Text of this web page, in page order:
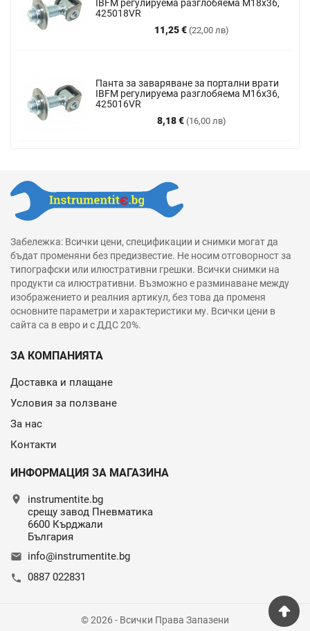
IBFM регулируема разглобяема M18x36,
425018VR
11,25 € (22,00 лв)
Цена
Панта за заваряване за портални врати
IBFM регулируема разглобяема М16х36,
425016VR
8,18 € (16,00 лв)
Цена
Забележка: Всички цени, спецификации и снимки могат да
бъдат променяни без предизвестие. Не носим отговорност за
типографски или илюстративни грешки. Всички снимки на
продукти са илюстративни. Възможно е разминаване между
изображението и реалния артикул, без това да променя
основните параметри и характеристики му. Всички цени в
сайта са в евро и с ДДС 20%.
ЗА КОМПАНИЯТА
Доставка и плащане
Условия за ползване
За нас
Контакти
ИНФОРМАЦИЯ ЗА МАГАЗИНА
location_on
instrumentite.bg
срещу завод Пневматика
6600 Кърджали
България
email info@instrumentite.bg
call 0887 022831
© 2026 - Всички Права Запазени